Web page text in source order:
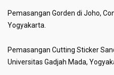
Pemasangan Gorden di Joho,
Yogyakarta.
Pemasangan Cutting Sticker
Universitas Gadjah Mada,